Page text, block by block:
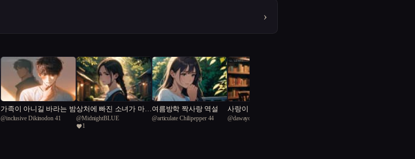
›
가족이 아니길 바라는 밤
@inclusive Dikinodon 41
상처에 빠진 소녀가 마법
숲에서 금지된 사랑을 만
났다
@MidnightBLUE
1
여름방학 짝사랑 역설
@articulate Chilipepper 44
사랑이 꽃피는 도서관
@dawayoo